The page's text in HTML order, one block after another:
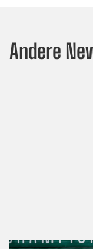
Andere